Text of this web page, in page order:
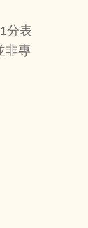
分表
非專